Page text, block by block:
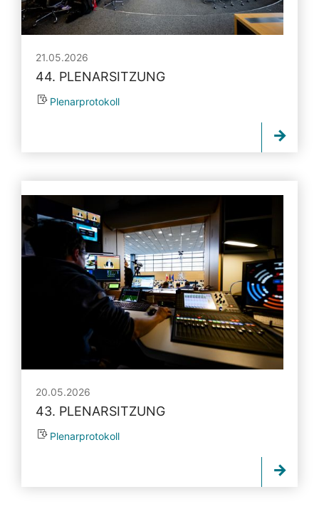
21.05.2026
44. PLENARSITZUNG
Plenarprotokoll
20.05.2026
43. PLENARSITZUNG
Plenarprotokoll